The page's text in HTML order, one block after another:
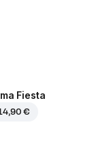
Fiesta
€